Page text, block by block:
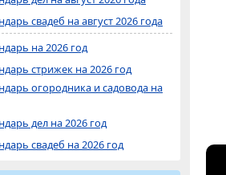
свадеб на август 2026 года
на 2026 год
стрижек на 2026 год
огородника и садовода на
дел на 2026 год
свадеб на 2026 год